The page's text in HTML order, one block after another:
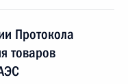
Протокола
товаров